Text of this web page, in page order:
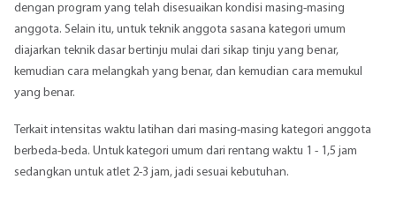
dengan program yang telah disesuaikan kondisi masing-masing
anggota. Selain itu, untuk teknik anggota sasana kategori umum
diajarkan teknik dasar bertinju mulai dari sikap tinju yang benar,
kemudian cara melangkah yang benar, dan kemudian cara memukul
yang benar.
Terkait intensitas waktu latihan dari masing-masing kategori anggota
berbeda-beda. Untuk kategori umum dari rentang waktu 1 - 1,5 jam
sedangkan untuk atlet 2-3 jam, jadi sesuai kebutuhan.